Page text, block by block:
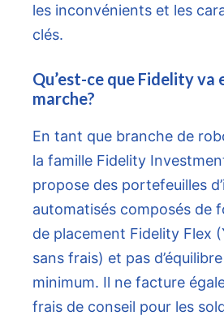
les inconvénients et les
clés.
Qu’est-ce que Fidelity va
marche?
En tant que branche de
la famille Fidelity
propose des portefeuilles
automatisés composés de
de placement Fidelity Flex
sans frais) et pas
minimum. Il ne facture
frais de conseil pour les